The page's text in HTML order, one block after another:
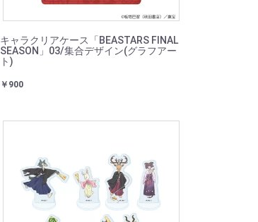
キャラクリアケース「BEASTARS FINAL
SEASON」03/集合デザイン(グラフアー
ト)
￥900